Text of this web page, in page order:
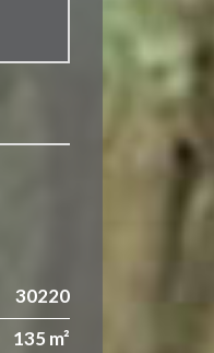
30220
135 m²